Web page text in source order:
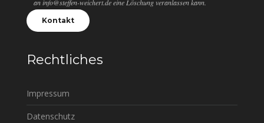
an info@steffen-weichert.de eine Löschung veranlassen kann.
Rechtliches
Impressum
Datenschutz